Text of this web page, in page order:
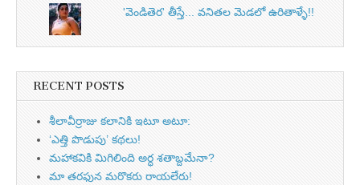
'వెండితెర' తీస్తే... వనితల మెడలో ఉరితాళ్ళే!!
RECENT POSTS
శీలావీర్రాజు కలానికి ఇటూ అటూ:
‘ఎత్తి పొడుపు’ కథలు!
మహాకవికి మిగిలింది అర్ధ శతాబ్దమేనా?
మా తరఫున మరొకరు రాయలేరు!